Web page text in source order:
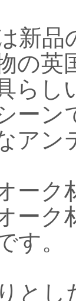
新品
の英
らし
ーン
アン
ーク
ーク
す。
と